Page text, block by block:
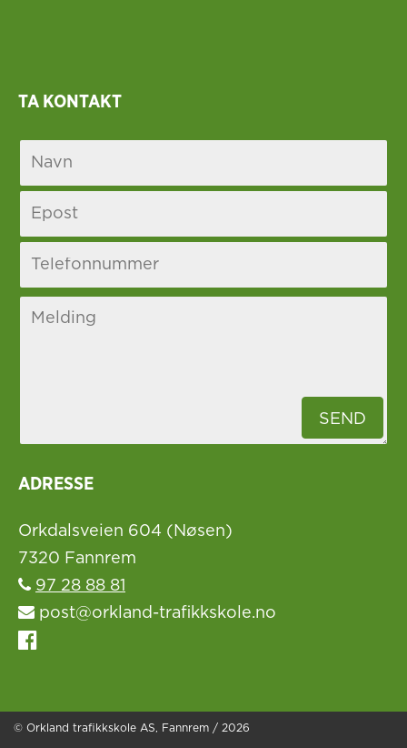
TA KONTAKT
ADRESSE
Orkdalsveien 604 (Nøsen)
7320 Fannrem
97 28 88 81
post@orkland-trafikkskole.no
© Orkland trafikkskole AS, Fannrem / 2026